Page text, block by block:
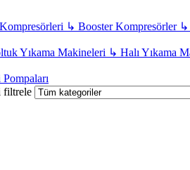
↳ Booster Kompresörler ↳
Yıkama Makineleri ↳ Halı Yıkama
filtrele